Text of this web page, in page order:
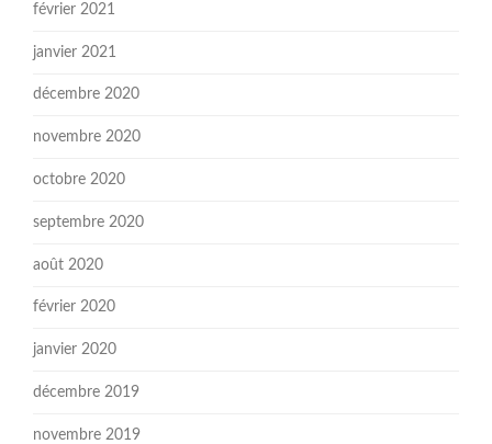
février 2021
janvier 2021
décembre 2020
novembre 2020
octobre 2020
septembre 2020
août 2020
février 2020
janvier 2020
décembre 2019
novembre 2019